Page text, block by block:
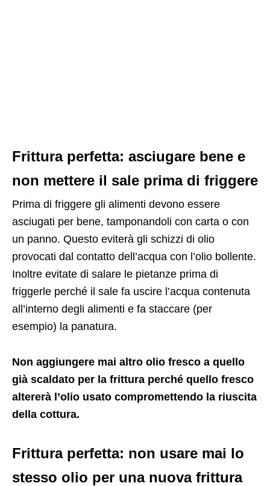
Frittura perfetta: asciugare bene e
non mettere il sale prima di friggere
Prima di friggere gli alimenti devono essere
asciugati per bene, tamponandoli con carta o con
un panno. Questo eviterà gli schizzi di olio
provocati dal contatto dell’acqua con l’olio bollente.
Inoltre evitate di salare le pietanze prima di
friggerle perché il sale fa uscire l’acqua contenuta
all’interno degli alimenti e fa staccare (per
esempio) la panatura.
Non aggiungere mai altro olio fresco a quello
già scaldato per la frittura perché quello fresco
altererà l’olio usato compromettendo la riuscita
della cottura.
Frittura perfetta: non usare mai lo
stesso olio per una nuova frittura